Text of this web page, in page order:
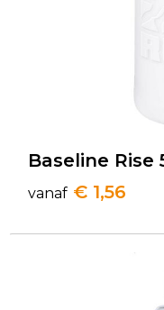
Baseline
vanaf € 1,56